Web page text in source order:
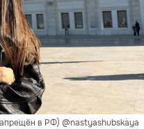
в РФ) @nastyashubskaya